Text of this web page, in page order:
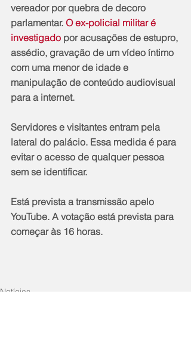
vereador por quebra de decoro
parlamentar. O ex-policial militar é
investigado por acusações de estupro,
assédio, gravação de um vídeo íntimo
com uma menor de idade e
manipulação de conteúdo audiovisual
para a internet.
Servidores e visitantes entram pela
lateral do palácio. Essa medida é para
evitar o acesso de qualquer pessoa
sem se identificar.
Está prevista a transmissão apelo
YouTube. A votação está prevista para
começar às 16 horas.
Notícias